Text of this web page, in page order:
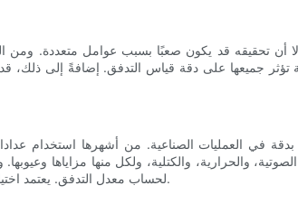
أن تحقيقه قد يكون صعبًا بسبب عوامل متعددة. ومن
تؤثر جميعها على دقة قياس التدفق. إضافةً إلى
بدقة في العمليات الصناعية. من أشهرها استخدام
والحرارية، والكتلية، ولكل منها مزاياها
لحساب معدل التدفق. يعتمد اختيار التقنية المناسبة لقياس التدفق على عوامل مثل نوع السائل المراد قياسه، ونطاق التدفق، ومتطلبات الدقة، واعتبارات الميزانية.